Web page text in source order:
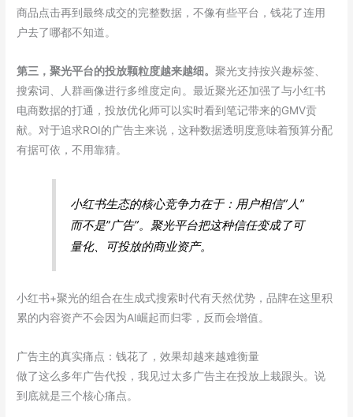
商品点击再到最终成交的完整数据，不像有些平台，钱花了连用
户去了哪都不知道。
第三，聚光平台的投放颗粒度越来越细。聚光支持按兴趣标签、
搜索词、人群画像进行多维度定向。最近聚光还加强了与小红书
电商数据的打通，投放优化师可以实时看到笔记带来的GMV贡
献。对于追求ROI的广告主来说，这种数据透明度意味着预算分配
有据可依，不用靠猜。
小红书生态的核心竞争力在于：用户相信”人”
而不是”广告”。聚光平台把这种信任变成了可
量化、可投放的商业资产。
小红书+聚光的组合在生成式搜索时代有天然优势，品牌在这里积
累的内容资产不会因为AI崛起而归零，反而会增值。
广告主的真实痛点：钱花了，效果却越来越难衡量
做了这么多年广告代投，我见过太多广告主在投放上栽跟头。说
到底就是三个核心痛点。